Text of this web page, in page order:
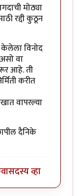
मोठ्या
रद्दी कुठून
विनोद
वा
आहे. ती
करीत
वापरल्या
दैनिके
सदस्य व्हा